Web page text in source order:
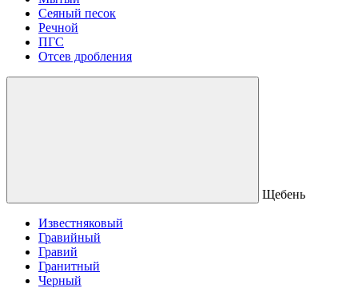
Сеяный песок
Речной
ПГС
Отсев дробления
Щебень
Известняковый
Гравийный
Гравий
Гранитный
Черный